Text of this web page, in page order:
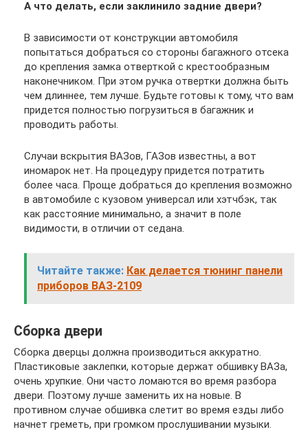
А что делать, если заклинило задние двери?
В зависимости от конструкции автомобиля
попытаться добраться со стороны багажного отсека
до крепления замка отверткой с крестообразным
наконечником. При этом ручка отвертки должна быть
чем длиннее, тем лучше. Будьте готовы к тому, что вам
придется полностью погрузиться в багажник и
проводить работы.
Случаи вскрытия ВАЗов, ГАЗов известны, а вот
иномарок нет. На процедуру придется потратить
более часа. Проще добраться до крепления возможно
в автомобиле с кузовом универсал или хэтчбэк, так
как расстояние минимально, а значит в поле
видимости, в отличии от седана.
Читайте также: Как делается тюнинг панели
приборов ВАЗ-2109
Сборка двери
Сборка дверцы должна производиться аккуратно.
Пластиковые заклепки, которые держат обшивку ВАЗа,
очень хрупкие. Они часто ломаются во время разбора
двери. Поэтому лучше заменить их на новые. В
противном случае обшивка слетит во время езды либо
начнет греметь, при громком прослушивании музыки.